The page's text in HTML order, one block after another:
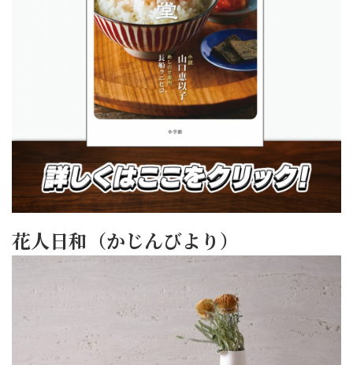
花人日和（かじんびより）